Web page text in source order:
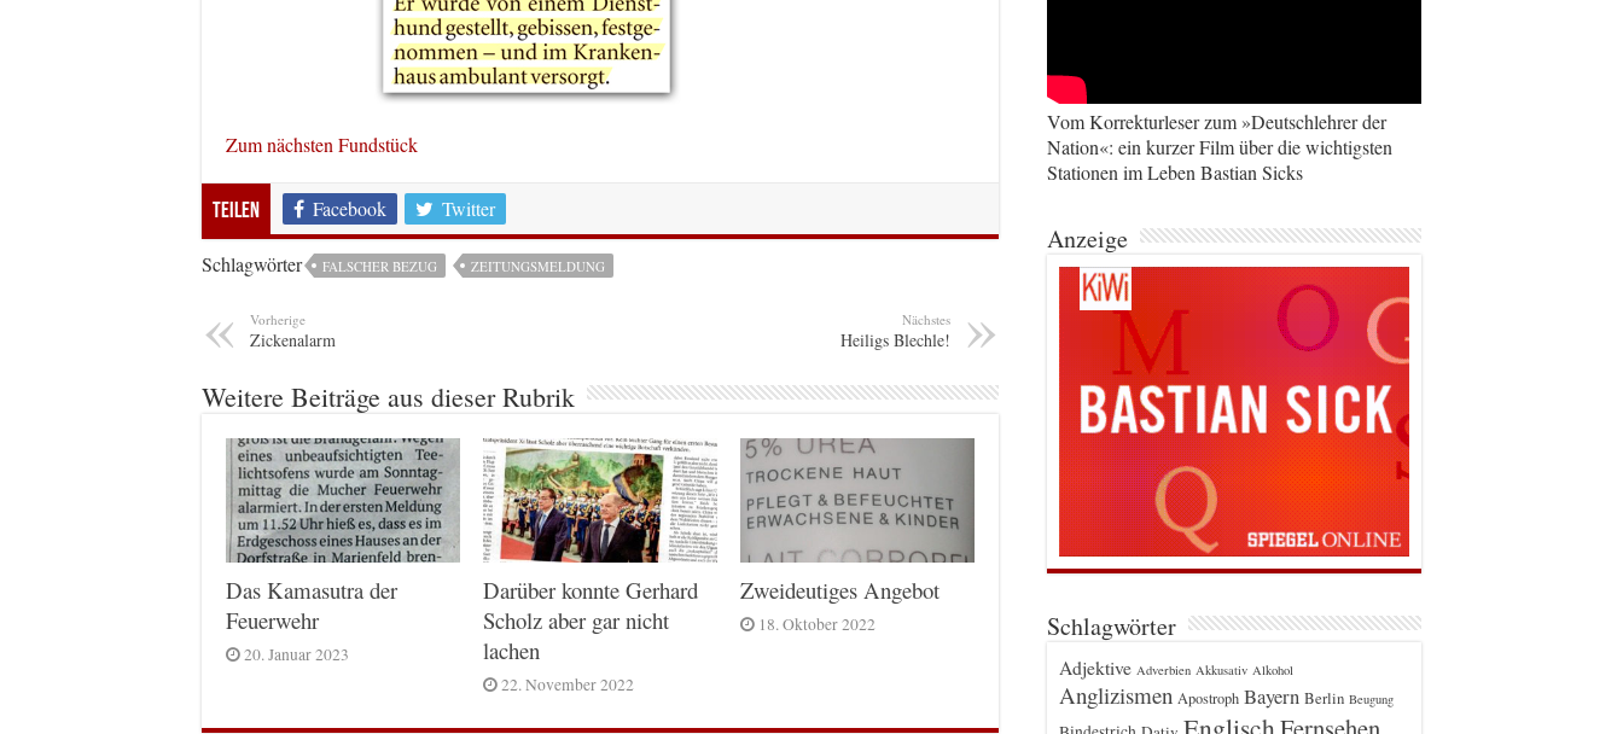
Zum nächsten Fundstück
Teilen Facebook Twitter
Schlagwörter FALSCHER BEZUG ZEITUNGSMELDUNG
Vorherige
Zickenalarm
Nächstes
Heiligs Blechle!
Weitere Beiträge aus dieser Rubrik
Das Kamasutra der
Feuerwehr
20. Januar 2023
Darüber konnte Gerhard
Scholz aber gar nicht
lachen
22. November 2022
Zweideutiges Angebot
18. Oktober 2022
Vom Korrekturleser zum »Deutschlehrer der
Nation«: ein kurzer Film über die wichtigsten
Stationen im Leben Bastian Sicks
Anzeige
Schlagwörter
Adjektive Adverbien Akkusativ Alkohol
Anglizismen Apostroph Bayern Berlin Beugung